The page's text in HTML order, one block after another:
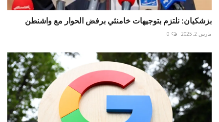
بزشكيان: نلتزم بتوجيهات خامنئي برفض الحوار مع واشنطن
مارس 2, 2025 0